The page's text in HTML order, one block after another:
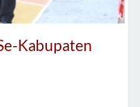
Kabupaten